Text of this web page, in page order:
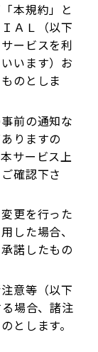
本規約」と
ＡＬ（以下
ービスを利
います）お
のとしま
前の通知な
りますの
サービス上
確認下さ
更を行った
した場合、
諾したもの
意等（以下
場合、諸注
とします。